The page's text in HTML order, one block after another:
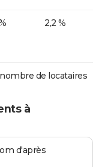
2,2 %
de locataires
à
d'après